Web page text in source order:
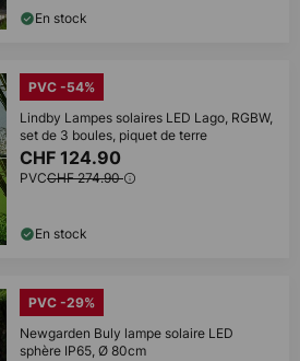
En stock
PVC -54%
Lindby Lampes solaires LED Lago, RGBW,
set de 3 boules, piquet de terre
CHF 124.90
PVCCHF 274.90
En stock
PVC -29%
Newgarden Buly lampe solaire LED
sphère IP65, Ø 80cm